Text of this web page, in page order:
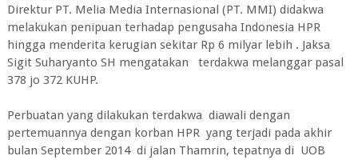
Direktur PT. Melia Media Internasional (PT. MMI) didakwa
melakukan penipuan terhadap pengusaha Indonesia HPR
hingga menderita kerugian sekitar Rp 6 milyar lebih . Jaksa
Sigit Suharyanto SH mengatakan terdakwa melanggar pasal
378 jo 372 KUHP.
Perbuatan yang dilakukan terdakwa diawali dengan
pertemuannya dengan korban HPR yang terjadi pada akhir
bulan September 2014 di jalan Thamrin, tepatnya di UOB